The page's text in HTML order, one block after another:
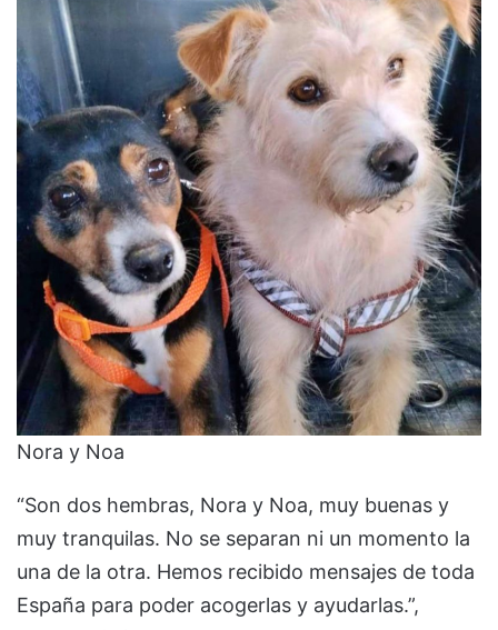
Nora y Noa
“Son dos hembras, Nora y Noa, muy buenas y
muy tranquilas. No se separan ni un momento la
una de la otra. Hemos recibido mensajes de toda
España para poder acogerlas y ayudarlas.”,